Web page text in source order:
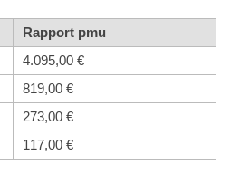
Rapport pmu
4.095,00 €
819,00 €
273,00 €
117,00 €